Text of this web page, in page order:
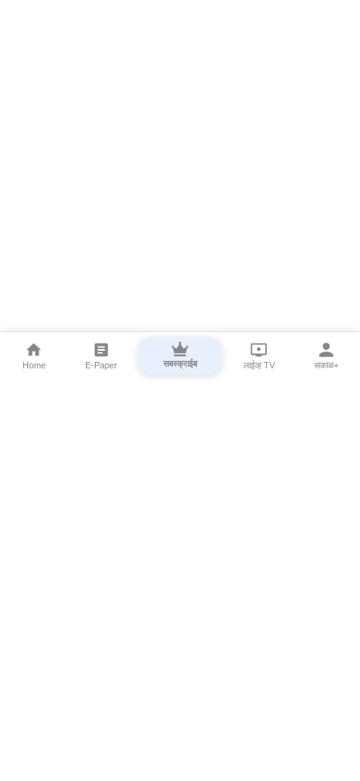
Home E-Paper सबस्क्राईब लाईव्ह TV सकाळ+